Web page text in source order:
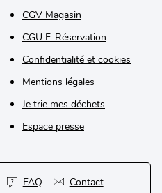
CGV Magasin
CGU E-Réservation
Confidentialité et cookies
Mentions légales
Je trie mes déchets
Espace presse
FAQ Contact